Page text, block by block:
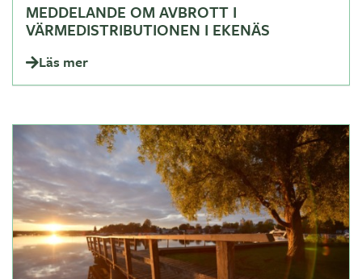
MEDDELANDE OM AVBROTT I
VÄRMEDISTRIBUTIONEN I EKENÄS
Läs mer